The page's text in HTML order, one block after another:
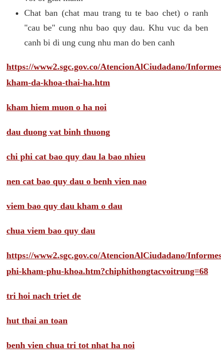
Chat ban (chat mau trang tu te bao chet) o ranh
"cau be" cung nhu bao quy dau. Khu vuc da ben
canh bi di ung cung nhu man do ben canh
https://www2.sgc.gov.co/AtencionAlCiudadano/
kham-da-khoa-thai-ha.htm
kham hiem muon o ha noi
dau duong vat binh thuong
chi phi cat bao quy dau la bao nhieu
nen cat bao quy dau o benh vien nao
viem bao quy dau kham o dau
chua viem bao quy dau
https://www2.sgc.gov.co/AtencionAlCiudadano/
phi-kham-phu-khoa.htm?chiphithongtacvoitrung=68
tri hoi nach triet de
hut thai an toan
benh vien chua tri tot nhat ha noi